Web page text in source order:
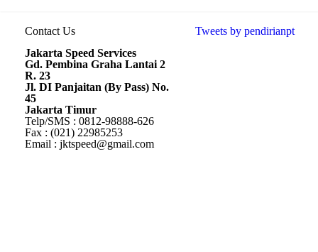
Contact Us
Jakarta Speed Services
Gd. Pembina Graha Lantai 2
R. 23
Jl. DI Panjaitan (By Pass) No.
45
Jakarta Timur
Telp/SMS : 0812-98888-626
Fax : (021) 22985253
Email : jktspeed@gmail.com
Tweets by pendirianpt